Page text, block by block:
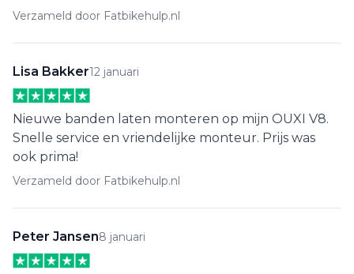
Verzameld door Fatbikehulp.nl
Lisa Bakker12 januari
Nieuwe banden laten monteren op mijn OUXI V8.
Snelle service en vriendelijke monteur. Prijs was
ook prima!
Verzameld door Fatbikehulp.nl
Peter Jansen8 januari